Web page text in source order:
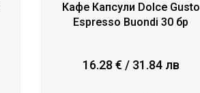
Кафе Капсули Dolce Gusto
Espresso Buondi 30 бр
16.28 € / 31.84 лв